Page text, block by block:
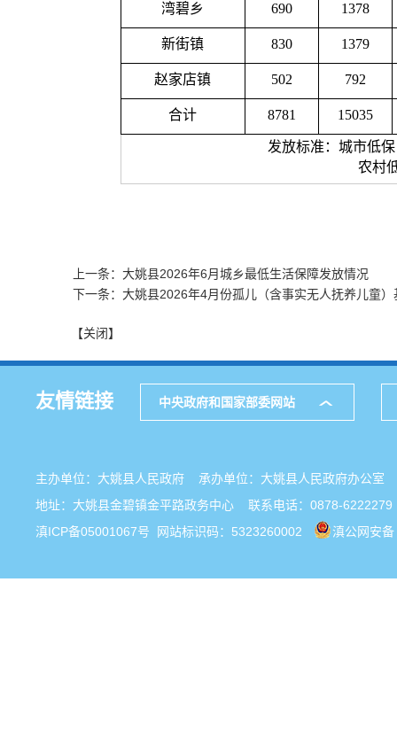
湾碧乡 690 1378
新街镇 830 1379
赵家店镇 502 792
合计 8781 15035
发放标准：城市低
农村
上一条：大姚县2026年6月城乡最低生活保障发放情况
下一条：大姚县2026年4月份孤儿（含事实无人抚养儿童
【关闭】
友情链接 中央政府和国家部委网站
主办单位：大姚县人民政府 承办单位：大姚县人民政府办公
地址：大姚县金碧镇金平路政务中心 联系电话：0878-6222279
滇ICP备05001067号 网站标识码：5323260002 滇公网安